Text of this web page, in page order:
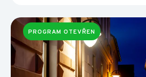
PROGRAM OTEVŘEN